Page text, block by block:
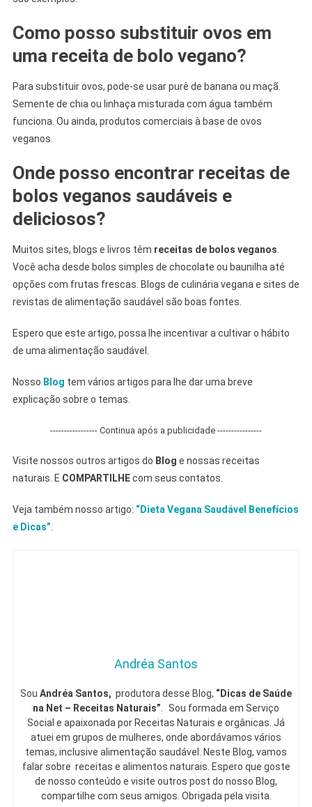
Como posso substituir ovos em
uma receita de bolo vegano?
Para substituir ovos, pode-se usar purê de banana ou maçã.
Semente de chia ou linhaça misturada com água também
funciona. Ou ainda, produtos comerciais à base de ovos
veganos.
Onde posso encontrar receitas de
bolos veganos saudáveis e
deliciosos?
Muitos sites, blogs e livros têm receitas de bolos veganos.
Você acha desde bolos simples de chocolate ou baunilha até
opções com frutas frescas. Blogs de culinária vegana e sites de
revistas de alimentação saudável são boas fontes.
Espero que este artigo, possa lhe incentivar a cultivar o hábito
de uma alimentação saudável.
Nosso Blog tem vários artigos para lhe dar uma breve
explicação sobre o temas.
----------------- Continua após a publicidade ----------------
Visite nossos outros artigos do Blog e nossas receitas
naturais. E COMPARTILHEcom seus contatos.
Veja também nosso artigo: “Dieta Vegana Saudável Benefícios
e Dicas”.
Andréa Santos
Sou Andréa Santos, produtora desse Blog, “Dicas de Saúde
na Net – Receitas Naturais”. Sou formada em Serviço
Social e apaixonada por Receitas Naturais e orgânicas. Já
atuei em grupos de mulheres, onde abordávamos vários
temas, inclusive alimentação saudável. Neste Blog, vamos
falar sobre receitas e alimentos naturais. Espero que goste
de nosso conteúdo e visite outros post do nosso Blog,
compartilhe com seus amigos. Obrigada pela visita.